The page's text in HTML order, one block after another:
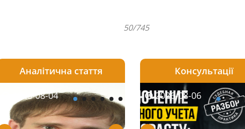
50/745
2026-08-06 2026-08-05
Аналітична стаття
2026-08-04 2026-08-04
Консультації
2026-08-05 2026-08-06
2026-07-30